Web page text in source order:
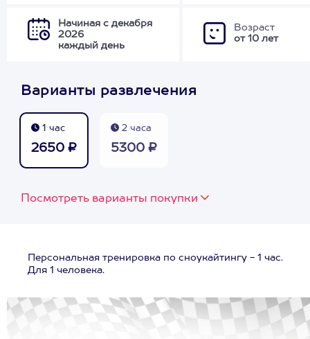
Начиная с декабря
2026
каждый день
Возраст
от 10 лет
Варианты развлечения
1 час
2650 ₽
2 часа
5300 ₽
Посмотреть варианты покупки
Персональная тренировка по сноукайтингу - 1 час.
Для 1 человека.